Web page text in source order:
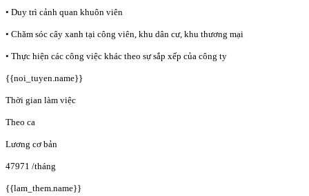
• Duy trì cảnh quan khuôn viên
• Chăm sóc cây xanh tại công viên, khu dân cư, khu thương mại
• Thực hiện các công việc khác theo sự sắp xếp của công ty
{{noi_tuyen.name}}
Thời gian làm việc
Theo ca
Lương cơ bản
47971 /tháng
{{lam_them.name}}